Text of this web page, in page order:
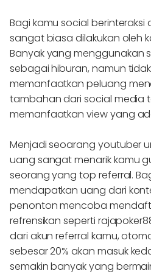
Bagi kamu social
sangat biasa dilakukan oleh
Banyak yang menggunakan
sebagai hiburan, namun
memanfaatkan peluang
tambahan dari social media
memanfaatkan view yang
Menjadi seoarang youtuber
uang sangat menarik kamu
seorang yang top referral.
mendapatkan uang dari
penonton mencoba
refrensikan seperti
dari akun referral kamu,
sebesar 20% akan masuk
semakin banyak yang